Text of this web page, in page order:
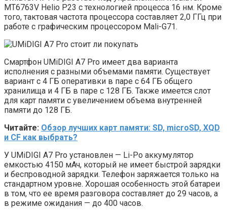
MT6763V Helio P23 с технологией процесса 16 нм. Кроме
того, тактовая частота процессора составляет 2,0 ГГц при
работе с графическим процессором Mali-G71.
Смартфон UMiDIGI A7 Pro имеет два варианта
исполнения с разными объемами памяти. Существует
вариант с 4 ГБ оперативки в паре с 64 ГБ общего
хранилища и 4 ГБ в паре с 128 ГБ. Также имеется слот
для карт памяти с увеличением объема внутренней
памяти до 128 ГБ.
Читайте: Обзор лучших карт памяти: SD, microSD, XQD
и CF как выбрать?
У UMiDIGI A7 Pro установлен — Li-Po аккумулятор
емкостью 4150 мАч, который не имеет быстрой зарядки
и беспроводной зарядки. Телефон заряжается только на
стандартном уровне. Хорошая особенность этой батареи
в том, что ее время разговора составляет до 29 часов, а
в режиме ожидания — до 400 часов.